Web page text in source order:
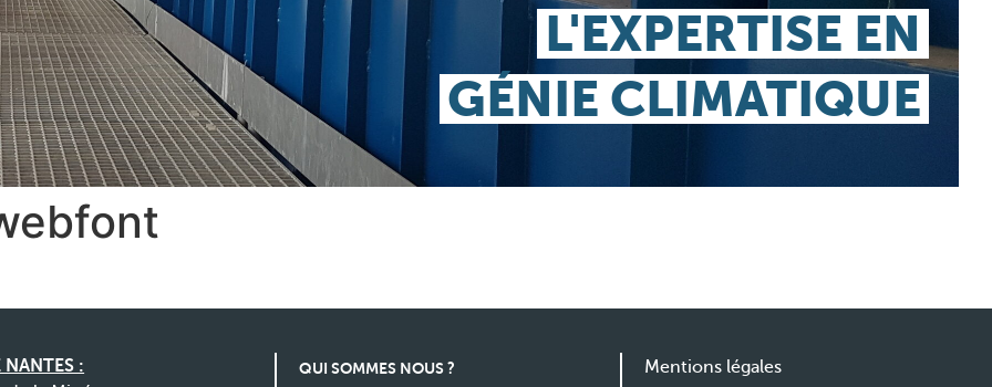
L'EXPERTISE EN
GÉNIE CLIMATIQUE
NANTES :
QUI SOMMES NOUS ? Mentions légales